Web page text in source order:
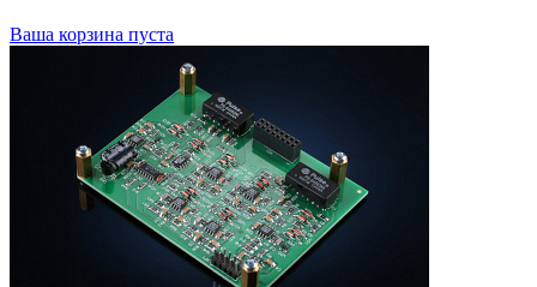
Ваша корзина пуста